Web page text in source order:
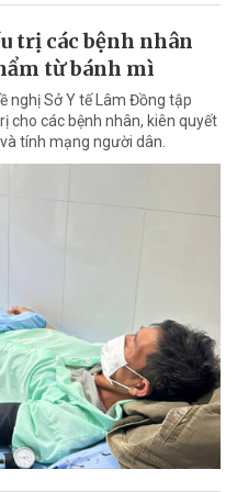
trị các bệnh nhân
từ bánh mì
nghị Sở Y tế Lâm Đồng tập
cho các bệnh nhân, kiên quyết
tính mạng người dân.